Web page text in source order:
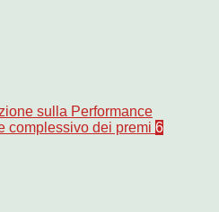
sulla Performance
complessivo dei premi 6